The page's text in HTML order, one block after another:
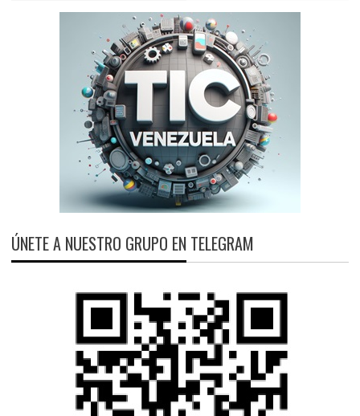
ÚNETE A NUESTRO GRUPO EN TELEGRAM